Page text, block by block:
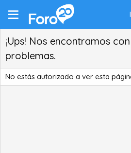
¡Ups! Nos encontramos
problemas.
No estás autorizado a ver esta